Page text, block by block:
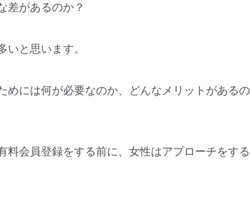
差があるのか？
いと思います。
めには何が必要なのか、どんなメリットがある
料会員登録をする前に、女性はアプローチをす